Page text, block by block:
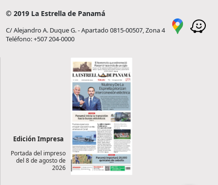
© 2019 La Estrella de Panamá
C/ Alejandro A. Duque G. - Apartado 0815-00507, Zona 4
Teléfono: +507 204-0000
Edición Impresa
Portada del impreso
del 8 de agosto de
2026